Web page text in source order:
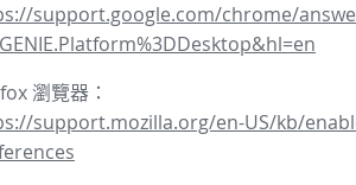
support.google.com/chrome/
瀏覽器：
support.mozilla.org/en-US/kb/